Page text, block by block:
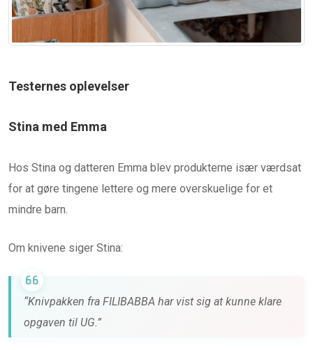
Testernes oplevelser
Stina med Emma
Hos Stina og datteren Emma blev produkterne især værdsat
for at gøre tingene lettere og mere overskuelige for et
mindre barn.
Om knivene siger Stina:
“Knivpakken fra FILIBABBA har vist sig at kunne klare
opgaven til UG.”